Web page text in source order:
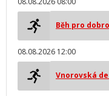
Běh pro
08.08.2026 12:00
Vnorovská